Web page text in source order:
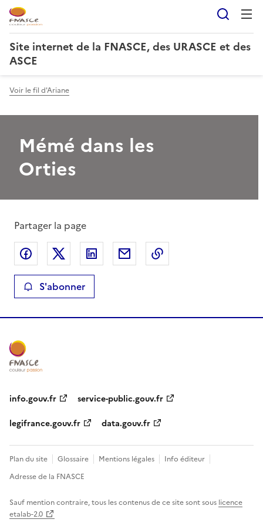
Site internet de la FNASCE, des URASCE et des
ASCE
Voir le fil d'Ariane
Mémé dans les
Orties
Partager la page
Partager sur Facebook
Partager sur XPartager sur LinkedIn
Partager par email
S'abonner
info.gouv.fr
service-public.gouv.fr
legifrance.gouv.fr
data.gouv.fr
Plan du site Glossaire Mentions légales
Info éditeur
Adresse de la FNASCE
Sauf mention contraire, tous les contenus de ce site sont sous licence
etalab-2.0